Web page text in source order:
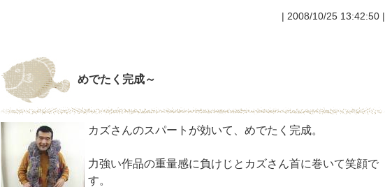
| 2008/10/25 13:42:50 |
めでたく完成～
カズさんのスパートが効いて、めでたく完成。
力強い作品の重量感に負けじとカズさん首に巻いて笑顔で
す。